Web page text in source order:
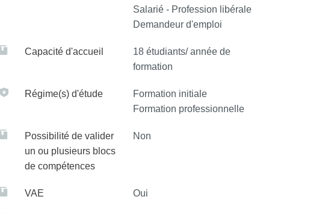
Salarié - Profession libérale
Demandeur d'emploi
Capacité d'accueil
18 étudiants/ année de
formation
Régime(s) d'étude
Formation initiale
Formation professionnelle
Possibilité de valider
un ou plusieurs blocs
de compétences
Non
VAE Oui